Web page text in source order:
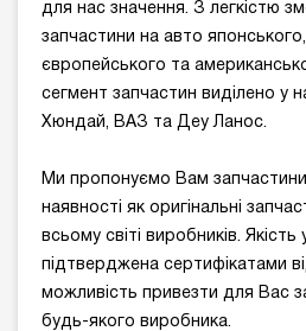
для нас значення. З легкістю
запчастини на авто
європейського та
сегмент запчастин виділено у
Хюндай, ВАЗ та Деу Ланос.
Ми пропонуємо Вам запчастини
наявності як оригінальні
всьому світі виробників. Якість
підтверджена сертифікатами
можливість привезти для Вас
будь-якого виробника.